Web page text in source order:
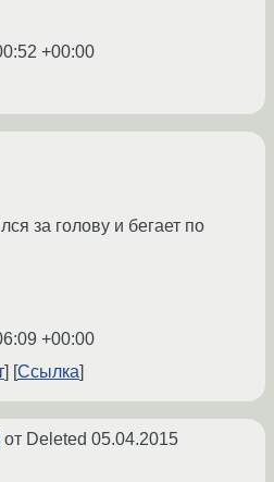
+00:00
за голову и бегает по
+00:00
Ссылка
от Deleted 05.04.2015